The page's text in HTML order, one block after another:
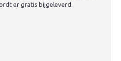
er gratis bijgeleverd.